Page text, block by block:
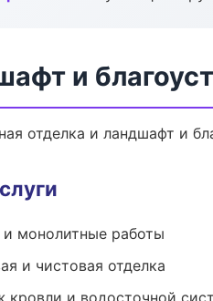
и
отделка и ландшафт и
и монолитные работы
и чистовая отделка
кровли и водосточной